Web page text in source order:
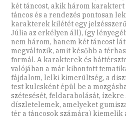
két táncost, akik három karaktert
táncos és a rendezés pontosan
karakterek kilétét egy
Júlia az erkélyen áll), így
nem három, hanem két táncost
megváltozik, amit később a
formál. A karakterek és
valójában a már kibontott
fájdalom, lelki kimerültség, a
test kulcsként épül be a
szétesését, feldarabolását,
díszletelemek, amelyeket
tér a táncosok számára) kiemelik